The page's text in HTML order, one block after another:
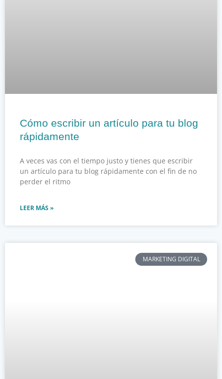
Cómo escribir un artículo para tu blog
rápidamente
A veces vas con el tiempo justo y tienes que escribir
un artículo para tu blog rápidamente con el fin de no
perder el ritmo
LEER MÁS »
MARKETING DIGITAL